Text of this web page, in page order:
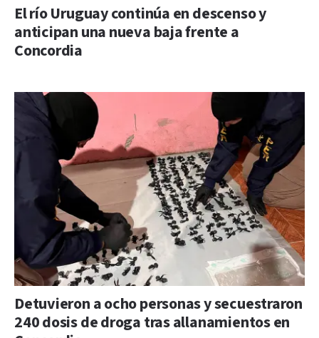
El río Uruguay continúa en descenso y
anticipan una nueva baja frente a
Concordia
Detuvieron a ocho personas y secuestraron
240 dosis de droga tras allanamientos en